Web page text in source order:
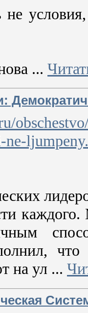
...
ne-
что
на ул ...